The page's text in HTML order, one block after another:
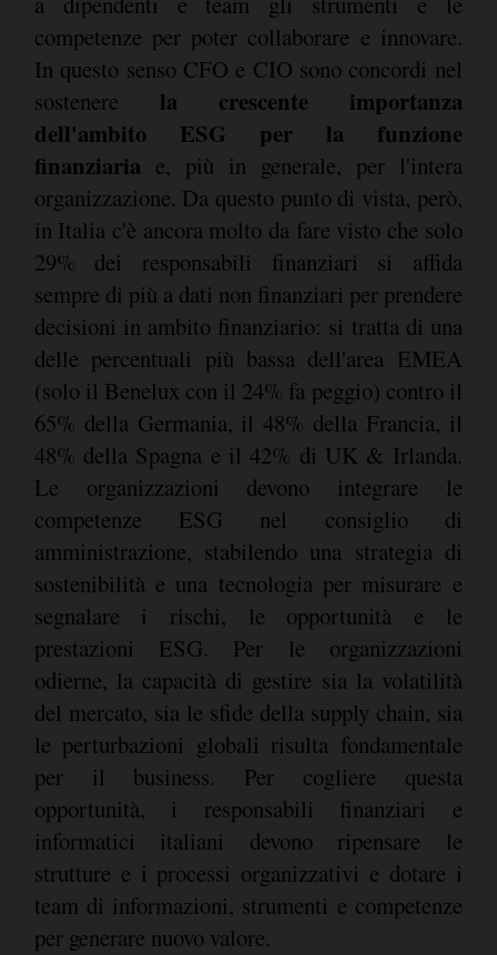
competenze per poter collaborare e innovare.
In questo senso CFO e CIO sono concordi nel
sostenere la crescente importanza
dell'ambito ESG per la funzione
finanziaria e, più in generale, per l'intera
organizzazione. Da questo punto di vista, però,
in Italia c'è ancora molto da fare visto che solo
29% dei responsabili finanziari si affida
sempre di più a dati non finanziari per prendere
decisioni in ambito finanziario: si tratta di una
delle percentuali più bassa dell'area EMEA
(solo il Benelux con il 24% fa peggio) contro il
65% della Germania, il 48% della Francia, il
48% della Spagna e il 42% di UK & Irlanda.
Le organizzazioni devono integrare le
competenze ESG nel consiglio di
amministrazione, stabilendo una strategia di
sostenibilità e una tecnologia per misurare e
segnalare i rischi, le opportunità e le
prestazioni ESG. Per le organizzazioni
odierne, la capacità di gestire sia la volatilità
del mercato, sia le sfide della supply chain, sia
le perturbazioni globali risulta fondamentale
per il business. Per cogliere questa
opportunità, i responsabili finanziari e
informatici italiani devono ripensare le
strutture e i processi organizzativi e dotare i
team di informazioni, strumenti e competenze
per generare nuovo valore.